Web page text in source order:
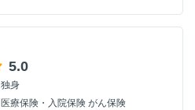
5.0
独身
医療保険・入院保険 がん保険